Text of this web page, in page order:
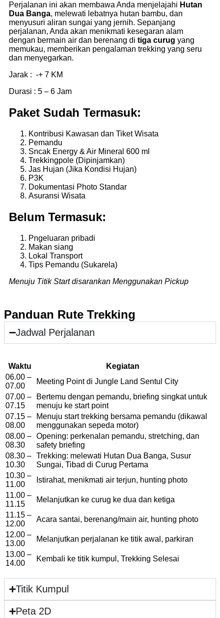
Perjalanan ini akan membawa Anda menjelajahi Hutan
Dua Banga, melewati lebatnya hutan bambu, dan
menyusuri aliran sungai yang jernih. Sepanjang
perjalanan, Anda akan menikmati kesegaran alam
dengan bermain air dan berenang di tiga curug yang
memukau, memberikan pengalaman trekking yang seru
dan menyegarkan.
Jarak : -+ 7 KM
Durasi : 5 – 6 Jam
Paket Sudah Termasuk:
Kontribusi Kawasan dan Tiket Wisata
Pemandu
Sncak Energy & Air Mineral 600 ml
Trekkingpole (Dipinjamkan)
Jas Hujan (Jika Kondisi Hujan)
P3K
Dokumentasi Photo Standar
Asuransi Wisata
Belum Termasuk:
Pngeluaran pribadi
Makan siang
Lokal Transport
Tips Pemandu (Sukarela)
Menuju Titik Start disarankan Menggunakan Pickup
Panduan Rute Trekking
Jadwal Perjalanan
Waktu
Kegiatan
06.00 –
07.00
Meeting Point di Jungle Land Sentul City
07.00 –
07.15
Bertemu dengan pemandu, briefing singkat untuk
menuju ke start point
07.15 –
08.00
Menuju start trekking bersama pemandu (dikawal
menggunakan sepeda motor)
08.00 –
08.30
Opening: perkenalan pemandu, stretching, dan
safety briefing
08.30 –
10.30
Trekking: melewati Hutan Dua Banga, Susur
Sungai, Tibad di Curug Pertama
10.30 –
11.00
Istirahat, menikmati air terjun, hunting photo
11.00 –
11.15
Melanjutkan ke curug ke dua dan ketiga
11.15 –
12.00
Acara santai, berenang/main air, hunting photo
12.00 –
13.00
Melanjutkan perjalanan ke titik awal, parkiran
13.00 –
14.00
Kembali ke titik kumpul, Trekking Selesai
Titik Kumpul
Peta 2D